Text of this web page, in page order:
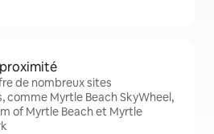
de nombreux sites
comme Myrtle Beach SkyWheel,
of Myrtle Beach et Myrtle